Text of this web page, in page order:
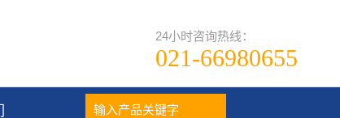
24小时咨询热线：
021-66980655